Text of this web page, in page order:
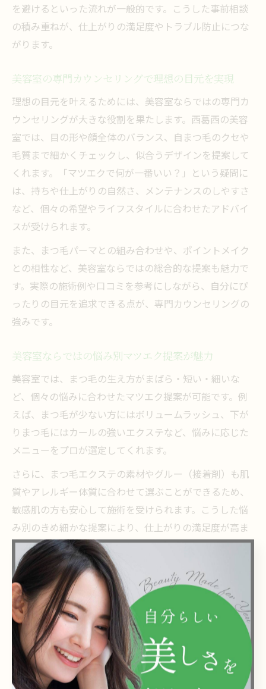
を避けるといった流れが一般的です。こうした事前相談
の積み重ねが、仕上がりの満足度やトラブル防止につな
がります。
美容室の専門カウンセリングで理想の目元を実現
理想の目元を叶えるためには、美容室ならではの専門カ
ウンセリングが大きな役割を果たします。西葛西の美容
室では、目の形や顔全体のバランス、自まつ毛のクセや
毛質まで細かくチェックし、似合うデザインを提案して
くれます。「マツエクで何が一番いい？」という疑問に
は、持ちや仕上がりの自然さ、メンテナンスのしやすさ
など、個々の希望やライフスタイルに合わせたアドバイ
スが受けられます。
また、まつ毛パーマとの組み合わせや、ポイントメイク
との相性など、美容室ならではの総合的な提案も魅力で
す。実際の施術例や口コミを参考にしながら、自分にぴ
ったりの目元を追求できる点が、専門カウンセリングの
強みです。
美容室ならではの悩み別マツエク提案が魅力
美容室では、まつ毛の生え方がまばら・短い・細いな
ど、個々の悩みに合わせたマツエク提案が可能です。例
えば、まつ毛が少ない方にはボリュームラッシュ、下が
りまつ毛にはカールの強いエクステなど、悩みに応じた
メニューをプロが選定してくれます。
さらに、まつ毛エクステの素材やグルー（接着剤）も肌
質やアレルギー体質に合わせて選ぶことができるため、
敏感肌の方も安心して施術を受けられます。こうした悩
み別のきめ細かな提案により、仕上がりの満足度が高ま
り、毎朝のメイクもより楽しくなるでしょう。
100本と120本どちらを選ぶ？
悩み別マツエクのポイント
美容室で100本と120本を比較する選び方
美容室でマツエクを選ぶ際、「100本」と「120本」のど